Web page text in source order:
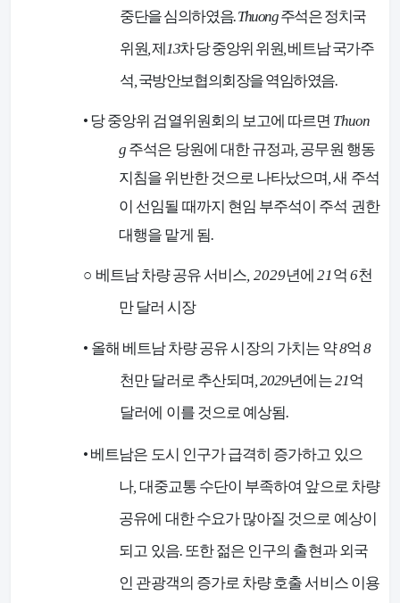
중단을 심의하였음. Thuong주석은 정치국
위원,제 13차 당 중앙위 위원,베트남 국가주
석,국방안보협의회장을 역임하였음.
• 당 중앙위 검열위원회의 보고에 따르면 Thuon
g 주석은 당원에 대한 규정과, 공무원 행동
지침을 위반한 것으로 나타났으며,새 주석
이 선임될 때까지 현임 부주석이 주석 권한
대행을 맡게 됨.
○ 베트남 차량 공유 서비스, 2029년에 21억 6천
만 달러 시장
• 올해 베트남 차량 공유 시장의 가치는 약8억8
천만 달러로 추산되며 , 2029년에는21억
달러에 이를 것으로 예상됨.
• 베트남은 도시 인구가 급격히 증가하고 있으
나, 대중교통 수단이 부족하여 앞으로 차량
공유에 대한 수요가 많아질 것으로 예상이
되고 있음. 또한 젊은 인구의 출현과 외국
인 관광객의 증가로 차량 호출 서비스 이용